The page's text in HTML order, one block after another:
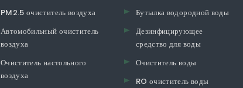
PM2.5 очиститель воздуха
Автомобильный очиститель
воздуха
Очиститель настольного
воздуха
Бутылка водородной воды
Дезинфицирующее
средство для воды
Очиститель воды
RO очиститель воды